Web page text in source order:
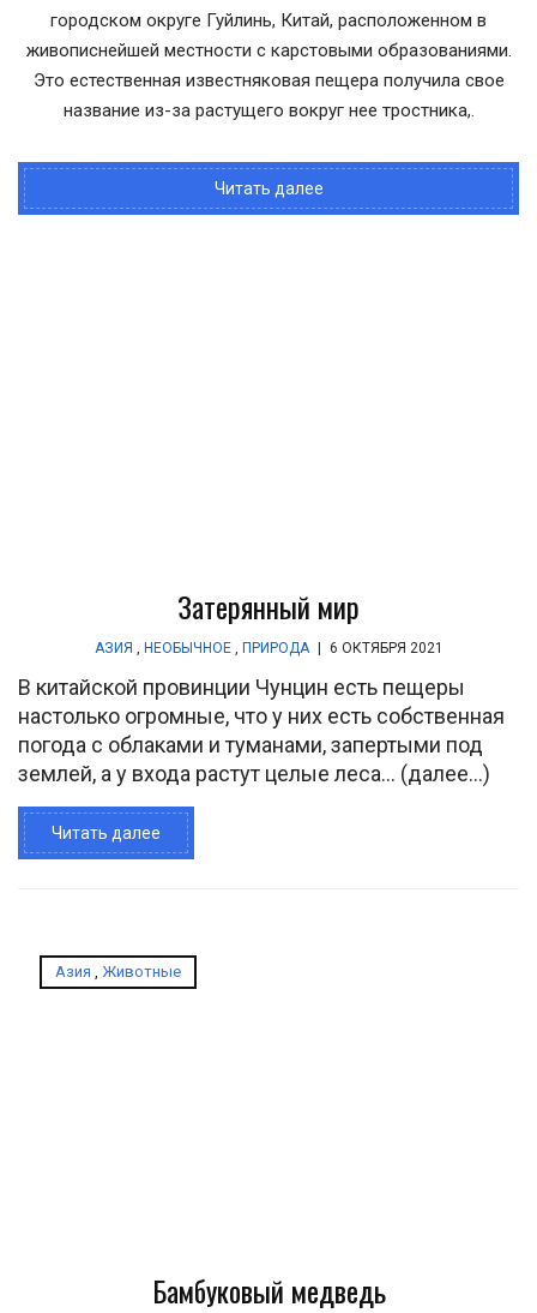
городском округе Гуйлинь, Китай, расположенном в
живописнейшей местности с карстовыми образованиями.
Это естественная известняковая пещера получила свое
название из-за растущего вокруг нее тростника,.
Читать далее
Затерянный мир
АЗИЯ , НЕОБЫЧНОЕ, ПРИРОДА 6 ОКТЯБРЯ 2021
В китайской провинции Чунцин есть пещеры
настолько огромные, что у них есть собственная
погода с облаками и туманами, запертыми под
землей, а у входа растут целые леса… (далее…)
Читать далее
Азия , Животные
Бамбуковый медведь